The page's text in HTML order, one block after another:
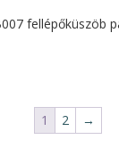
fellépőküszöb
1 2 →